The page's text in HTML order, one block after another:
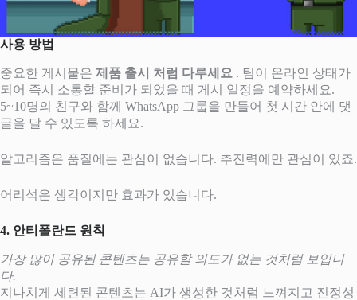
사용 방법
중요한 게시물은 제품 출시 처럼 다루세요 . 팀이 온라인 상태가
되어 즉시 소통할 준비가 되었을 때 게시 일정을 예약하세요.
5~10명의 친구와 함께 WhatsApp 그룹을 만들어 첫 시간 안에 댓
글을 달 수 있도록 하세요.
알고리즘은 품질에는 관심이 없습니다. 추진력에만 관심이 있죠.
어리석은 생각이지만 효과가 있습니다.
4. 안티폴란드 원칙
가장 많이 공유된 콘텐츠는 공유할 의도가 없는 것처럼 보입니
다.
지나치게 세련된 콘텐츠는 AI가 생성한 것처럼 느껴지고 진정성